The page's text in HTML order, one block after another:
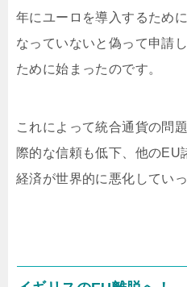
年にユーロを導入するため
なっていないと偽って申請
ために始まったのです。
これによって統合通貨の問
際的な信頼も低下、他のEU
経済が世界的に悪化してい